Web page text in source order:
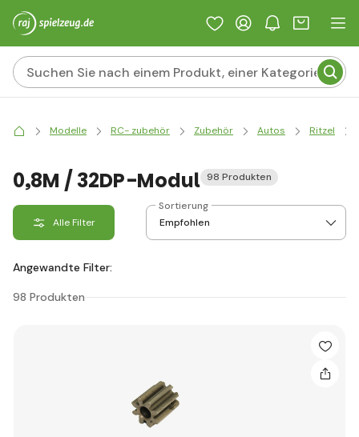
Modelle RC- zubehör Zubehör Autos Ritzel
0,8M / 32DP-Modul 98 Produkten
Alle Filter
Sortierung
Angewandte Filter:
98 Produkten